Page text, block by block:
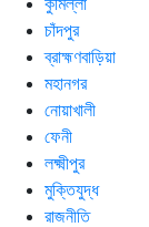
কুমিল্লা
চাঁদপুর
ব্রাহ্মণবাড়িয়া
মহানগর
নোয়াখালী
ফেনী
লক্ষ্মীপুর
মুক্তিযুদ্ধ
রাজনীতি